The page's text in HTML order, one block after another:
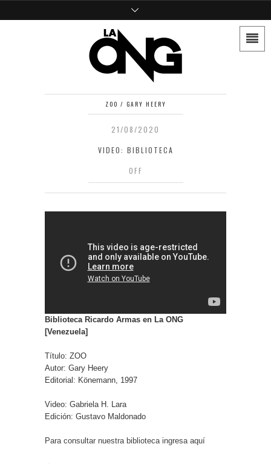
ZOO / GARY HEERY
21/08/2020
VIDEO: BIBLIOTECA
OFF
Biblioteca Ricardo Armas en La ONG
[Venezuela]
Título: ZOO
Autor: Gary Heery
Editorial: Könemann, 1997
Video: Gabriela H. Lara
Edición: Gustavo Maldonado
Para consultar nuestra biblioteca ingresa aquí